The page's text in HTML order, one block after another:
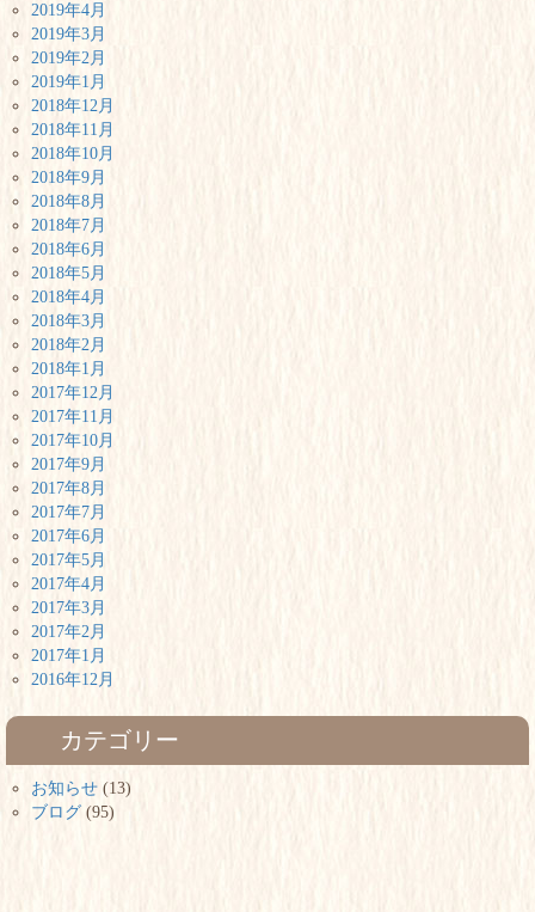
2019年4月
2019年3月
2019年2月
2019年1月
2018年12月
2018年11月
2018年10月
2018年9月
2018年8月
2018年7月
2018年6月
2018年5月
2018年4月
2018年3月
2018年2月
2018年1月
2017年12月
2017年11月
2017年10月
2017年9月
2017年8月
2017年7月
2017年6月
2017年5月
2017年4月
2017年3月
2017年2月
2017年1月
2016年12月
カテゴリー
お知らせ (13)
ブログ (95)